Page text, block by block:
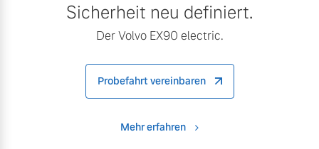
Sicherheit neu definiert.
Der Volvo EX90 electric.
Probefahrt vereinbaren
Mehr erfahren